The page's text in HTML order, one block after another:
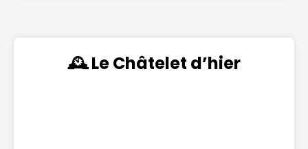
🕰️ Le Châtelet d’hier